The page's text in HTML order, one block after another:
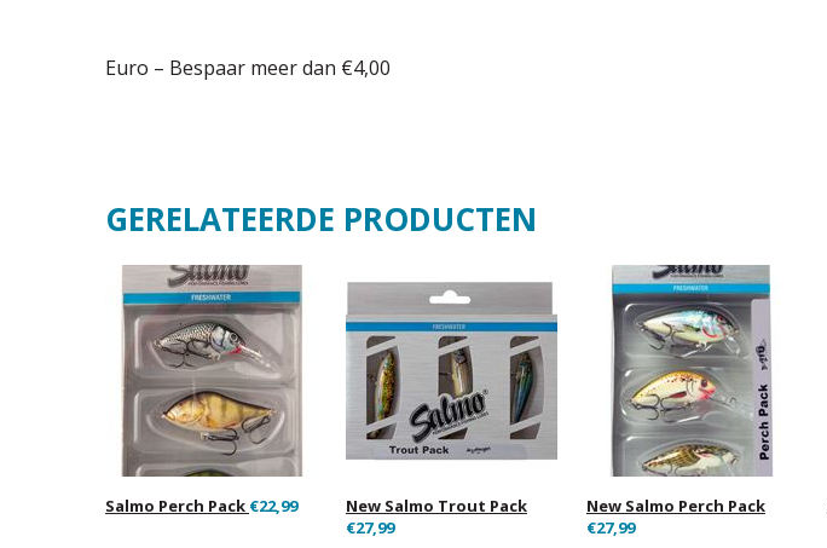
Euro – Bespaar meer dan €4,00
GERELATEERDE PRODUCTEN
Salmo Perch Pack €22,99
New Salmo Trout Pack
€27,99
New Salmo Perch Pack
€27,99